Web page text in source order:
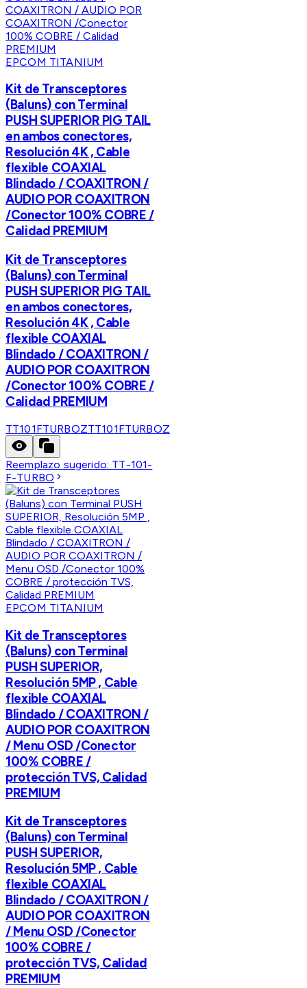
EPCOM TITANIUM
Kit de Transceptores
(Baluns) con Terminal
PUSH SUPERIOR PIG TAIL
en ambos conectores,
Resolución 4K , Cable
flexible COAXIAL
Blindado / COAXITRON /
AUDIO POR COAXITRON
/Conector 100% COBRE /
Calidad PREMIUM
Kit de Transceptores
(Baluns) con Terminal
PUSH SUPERIOR PIG TAIL
en ambos conectores,
Resolución 4K , Cable
flexible COAXIAL
Blindado / COAXITRON /
AUDIO POR COAXITRON
/Conector 100% COBRE /
Calidad PREMIUM
TT101FTURBOZTT101FTURBOZ
Reemplazo sugerido: TT-101-
F-TURBO
EPCOM TITANIUM
Kit de Transceptores
(Baluns) con Terminal
PUSH SUPERIOR,
Resolución 5MP , Cable
flexible COAXIAL
Blindado / COAXITRON /
AUDIO POR COAXITRON
/ Menu OSD /Conector
100% COBRE /
protección TVS, Calidad
PREMIUM
Kit de Transceptores
(Baluns) con Terminal
PUSH SUPERIOR,
Resolución 5MP , Cable
flexible COAXIAL
Blindado / COAXITRON /
AUDIO POR COAXITRON
/ Menu OSD /Conector
100% COBRE /
protección TVS, Calidad
PREMIUM